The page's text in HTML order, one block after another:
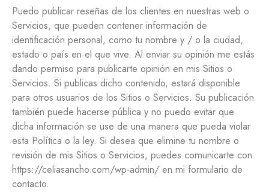
Puedo publicar reseñas de los clientes en nuestras web o
Servicios, que pueden contener información de
identificación personal, como tu nombre y / o la ciudad,
estado o país en el que vive. Al enviar su opinión me estás
dando permiso para publicarte opinión en mis Sitios o
Servicios. Si publicas dicho contenido, estará disponible
para otros usuarios de los Sitios o Servicios. Su publicación
también puede hacerse pública y no puedo evitar que
dicha información se use de una manera que pueda violar
esta Política o la ley. Si desea que elimine tu nombre o
revisión de mis Sitios o Servicios, puedes comunicarte con
https://celiasancho.com/wp-admin/ en mi formulario de
contacto.